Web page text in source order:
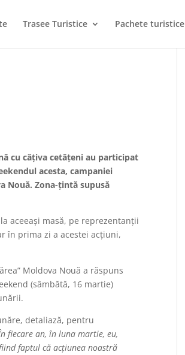
Trasee Turistice Pachete turistice
cu câțiva cetățeni au participat
acesta, campaniei
Nouă. Zona-țintă supusă
aceeași masă, pe reprezentanții
în prima zi a acestei acțiuni,
Moldova Nouă a răspuns
(sâmbătă, 16 martie)
detaliază, pentru
fiecare an, în luna martie, eu,
faptul că acțiunea noastră